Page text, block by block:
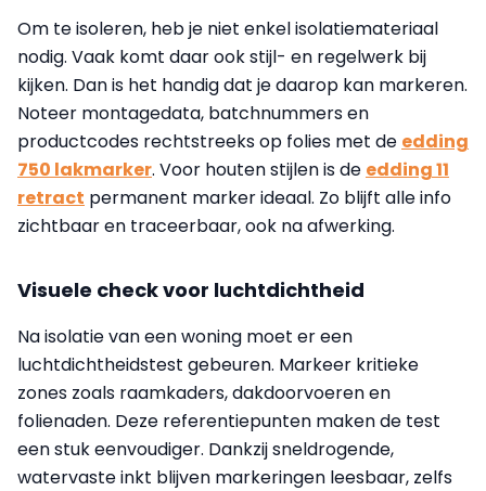
Om te isoleren, heb je niet enkel isolatiemateriaal
nodig. Vaak komt daar ook stijl- en regelwerk bij
kijken. Dan is het handig dat je daarop kan markeren.
Noteer montagedata, batchnummers en
productcodes rechtstreeks op folies met de edding
750 lakmarker. Voor houten stijlen is de edding 11
retract permanent marker ideaal. Zo blijft alle info
zichtbaar en traceerbaar, ook na afwerking.
Visuele check voor luchtdichtheid
Na isolatie van een woning moet er een
luchtdichtheidstest gebeuren. Markeer kritieke
zones zoals raamkaders, dakdoorvoeren en
folienaden. Deze referentiepunten maken de test
een stuk eenvoudiger. Dankzij sneldrogende,
watervaste inkt blijven markeringen leesbaar, zelfs